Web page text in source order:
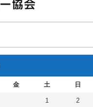
金 土 日
1 2